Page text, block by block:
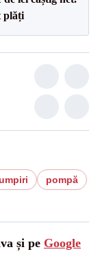
plăți
pompă
și pe Google